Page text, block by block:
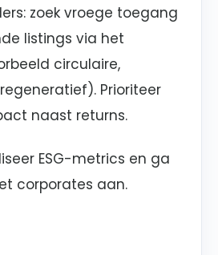
zoek vroege toegang
listings via het
circulaire,
Prioriteer
naast returns.
ESG-metrics en ga
corporates aan.